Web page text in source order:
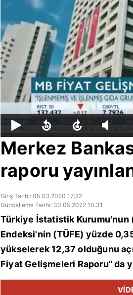
Merkez
raporu
Giriş Tarihi: 05.03.2020 17:22
Güncelleme Tarihi: 30.05.2022 10:31
Türkiye İstatistik Kurumu'nun
Endeksi'nin (TÜFE) yüzde
yükselerek 12,37 olduğunu
Fiyat Gelişmeleri Raporu" da